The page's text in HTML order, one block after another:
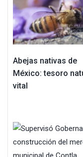
Abejas nativas de
México: tesoro
vital